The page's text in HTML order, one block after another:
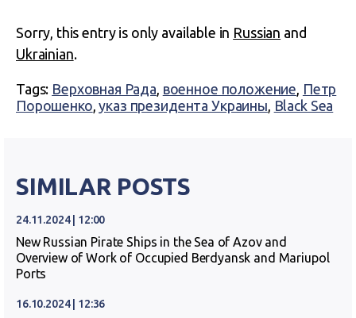
Sorry, this entry is only available in Russian and
Ukrainian.
Tags: Верховная Рада, военное положение, Петр
Порошенко,указ президента Украины, Black Sea
SIMILAR POSTS
24.11.2024 | 12:00
New Russian Pirate Ships in the Sea of Azov and
Overview of Work of Occupied Berdyansk and Mariupol
Ports
16.10.2024 | 12:36